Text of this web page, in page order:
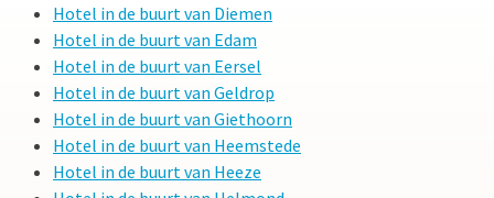
Hotel in de buurt van Diemen
Hotel in de buurt van Edam
Hotel in de buurt van Eersel
Hotel in de buurt van Geldrop
Hotel in de buurt van Giethoorn
Hotel in de buurt van Heemstede
Hotel in de buurt van Heeze